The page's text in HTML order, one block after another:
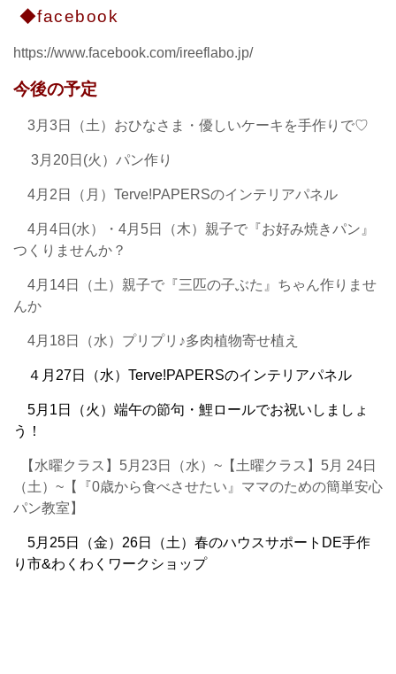
◆facebook
https://www.facebook.com/ireeflabo.jp/
今後の予定
3月3日（土）おひなさま・優しいケーキを手作りで♡
3月20日(火）パン作り
4月2日（月）Terve!PAPERSのインテリアパネル
4月4日(水）・4月5日（木）親子で『お好み焼きパン』
つくりませんか？
4月14日（土）親子で『三匹の子ぶた』ちゃん作りませ
んか
4月18日（水）プリプリ♪多肉植物寄せ植え
４月27日（水）Terve!PAPERSのインテリアパネル
5月1日（火）端午の節句・鯉ロールでお祝いしましょ
う！
【水曜クラス】5月23日（水）~ 【土曜クラス】5月 24日
（土）~ 【『0歳から食べさせたい』ママのための簡単安心
パン教室】
5月25日（金）26日（土）春のハウスサポートDE手作
り市&わくわくワークショップ